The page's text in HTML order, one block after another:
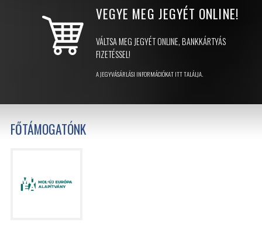
VEGYE MEG JEGYÉT ONLINE!
VÁLTSA MEG JEGYÉT ONLINE, BANKKÁRTYÁS
FIZETÉSSEL!
A JEGYVÁSÁRLÁSI INFORMÁCIÓKAT ITT TALÁLJA.
FŐTÁMOGATÓNK